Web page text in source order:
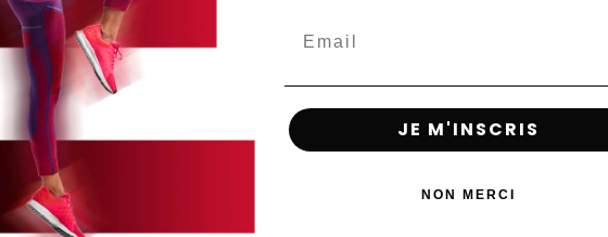
Code postal
JE M'INSCRIS
NON MERCI